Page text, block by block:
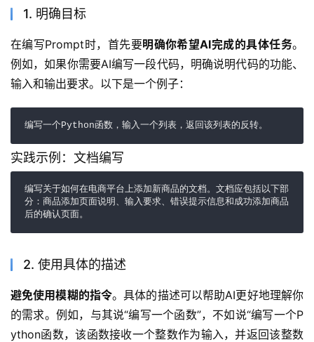
1. 明确目标
在编写Prompt时，首先要明确你希望AI完成的具体任务。
例如，如果你需要AI编写一段代码，明确说明代码的功能、
输入和输出要求。以下是一个例子：
编写一个Python函数，输入一个列表，返回该列表的反转。
实践示例：文档编写
编写关于如何在电商平台上添加新商品的文档。文档应包括以下部
分：商品添加页面说明、输入要求、错误提示信息和成功添加商品
后的确认页面。
2. 使用具体的描述
避免使用模糊的指令。具体的描述可以帮助AI更好地理解你
的需求。例如，与其说“编写一个函数”，不如说“编写一个P
ython函数，该函数接收一个整数作为输入，并返回该整数